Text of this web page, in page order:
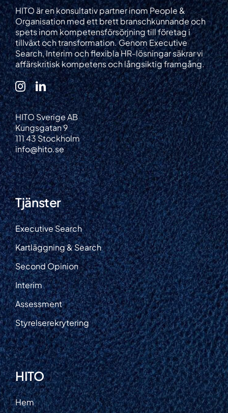
HITO är en konsultativ partner inom People &
Organisation med ett brett branschkunnande och
spets inom kompetensförsörjning till företag i
tillväxt och transformation. Genom Executive
Search, Interim och flexibla HR-lösningar säkrar vi
affärskritisk kompetens och långsiktig framgång.
HITO Sverige AB
Kungsgatan 9
111 43 Stockholm
info@hito.se
Tjänster
Executive Search
Kartläggning & Search
Second Opinion
Interim
Assessment
Styrelserekrytering
HITO
Hem